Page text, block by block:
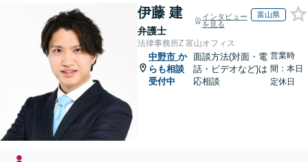
伊藤 建
弁護士
インタビュー
を見る
富山県
法律事務所Z 富山オフィス
中野市 か
らも相談
受付中
面談方法(対面・電
話・ビデオなど)は
応相談
営業時
間：本日
定休日